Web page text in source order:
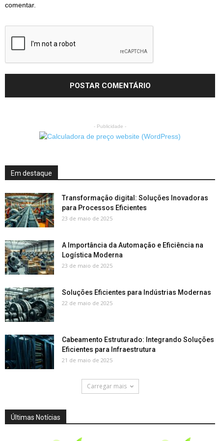
comentar.
- Publicidade -
Em destaque
Transformação digital: Soluções Inovadoras
para Processos Eficientes
23 de maio de 2025
A Importância da Automação e Eficiência na
Logística Moderna
23 de maio de 2025
Soluções Eficientes para Indústrias Modernas
22 de maio de 2025
Cabeamento Estruturado: Integrando Soluções
Eficientes para Infraestrutura
21 de maio de 2025
Carregar mais
Últimas Notícias